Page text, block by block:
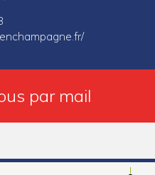
par mail